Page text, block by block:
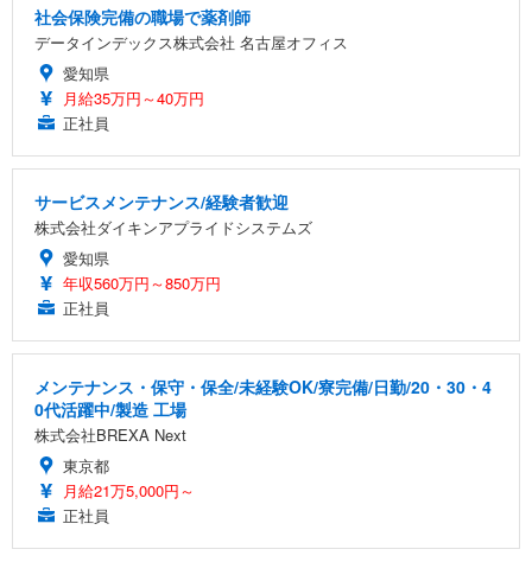
社会保険完備の職場で薬剤師
データインデックス株式会社 名古屋オフィス
愛知県
月給35万円～40万円
正社員
サービスメンテナンス/経験者歓迎
株式会社ダイキンアプライドシステムズ
愛知県
年収560万円～850万円
正社員
メンテナンス・保守・保全/未経験OK/寮完備/日勤/20・30・4
0代活躍中/製造 工場
株式会社BREXA Next
東京都
月給21万5,000円～
正社員